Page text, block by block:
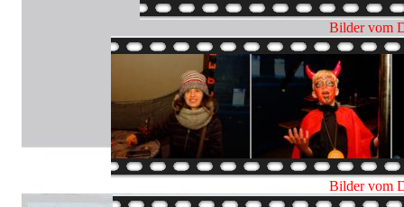
Bilder vom
Bilder vom